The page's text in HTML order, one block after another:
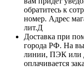
обратитесь к
номер. Адрес
лит.Д
Доставка при
города РФ. На
линии, ПЭК или
оплачивается